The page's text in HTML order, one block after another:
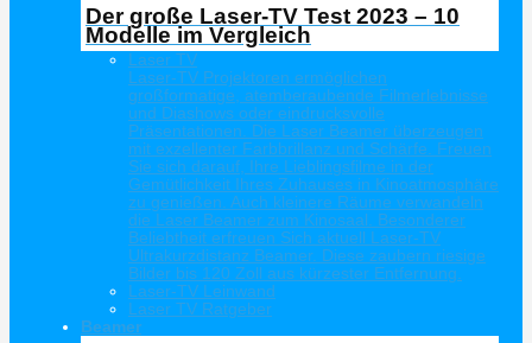
Der große Laser-TV Test 2023 – 10
Modelle im Vergleich
Laser TV
Laser-TV Projektoren ermöglichen
großformatige, atemberaubende Filmerlebnisse
und Diashows oder eindrucksvolle
Präsentationen. Die Laser Beamer überzeugen
mit exzellenter Farbbrillanz und Schärfe. Freuen
Sie sich darauf, Ihre Lieblingsfilme in der
Gemütlichkeit Ihres Zuhauses in Kinoatmosphäre
zu genießen. Auch kleinere Räume verwandeln
die Laser Beamer zum Kinosaal. Besonderer
Beliebtheit erfreuen Sich aktuell Laser-TV
Ultrakurzdistanz Beamer. Diese zaubern riesige
Bilder bis 120 Zoll aus kürzester Entfernung.
Laser-TV Leinwand
Laser TV Ratgeber
Beamer